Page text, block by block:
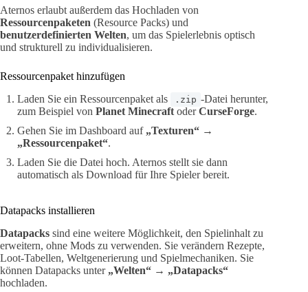
Aternos erlaubt außerdem das Hochladen von
Ressourcenpaketen (Resource Packs) und
benutzerdefinierten Welten, um das Spielerlebnis optisch
und strukturell zu individualisieren.
Ressourcenpaket hinzufügen
Laden Sie ein Ressourcenpaket als
.zip -Datei herunter,
zum Beispiel von Planet Minecraft oderCurseForge.
Gehen Sie im Dashboard auf „Texturen“ →
„Ressourcenpaket“.
Laden Sie die Datei hoch. Aternos stellt sie dann
automatisch als Download für Ihre Spieler bereit.
Datapacks installieren
Datapacks sind eine weitere Möglichkeit, den Spielinhalt zu
erweitern, ohne Mods zu verwenden. Sie verändern Rezepte,
Loot-Tabellen, Weltgenerierung und Spielmechaniken. Sie
können Datapacks unter „Welten“ → „Datapacks“
hochladen.